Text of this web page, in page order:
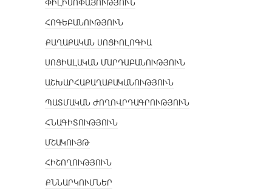
ՓԻԼԻՍՈՓԱՅՈՒԹՅՈՒՆ
ՀՈԳԵԲԱՆՈՒԹՅՈՒՆ
ՔԱՂԱՔԱԿԱՆ ՍՈՑԻՈԼՈԳԻԱ
ՍՈՑԻԱԼԱԿԱՆ ՄԱՐԴԱԲԱՆՈՒԹՅՈՒՆ
ԱՇԽԱՐՀԱՔԱՂԱՔԱԿԱՆՈՒԹՅՈՒՆ
ՊԱՏՄԱԿԱՆ ԺՈՂՈՎՐԴԱԳՐՈՒԹՅՈՒՆ
ՀՆԱԳԻՏՈՒԹՅՈՒՆ
ՄՇԱԿՈՒՅԹ
ՀԻՇՈՂՈՒԹՅՈՒՆ
ՔՆՆԱՐԿՈՒՄՆԵՐ